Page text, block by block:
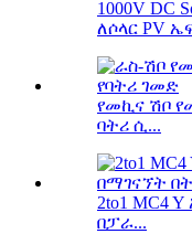
1000V DC
ለሶላር PV
የመኪና ሽቦ
ባትሪ ሲ...
2to1 MC4
በፓራ...